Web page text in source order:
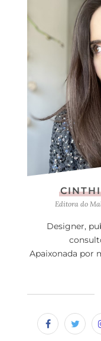
Editora do
Designer,
Apaixonada por